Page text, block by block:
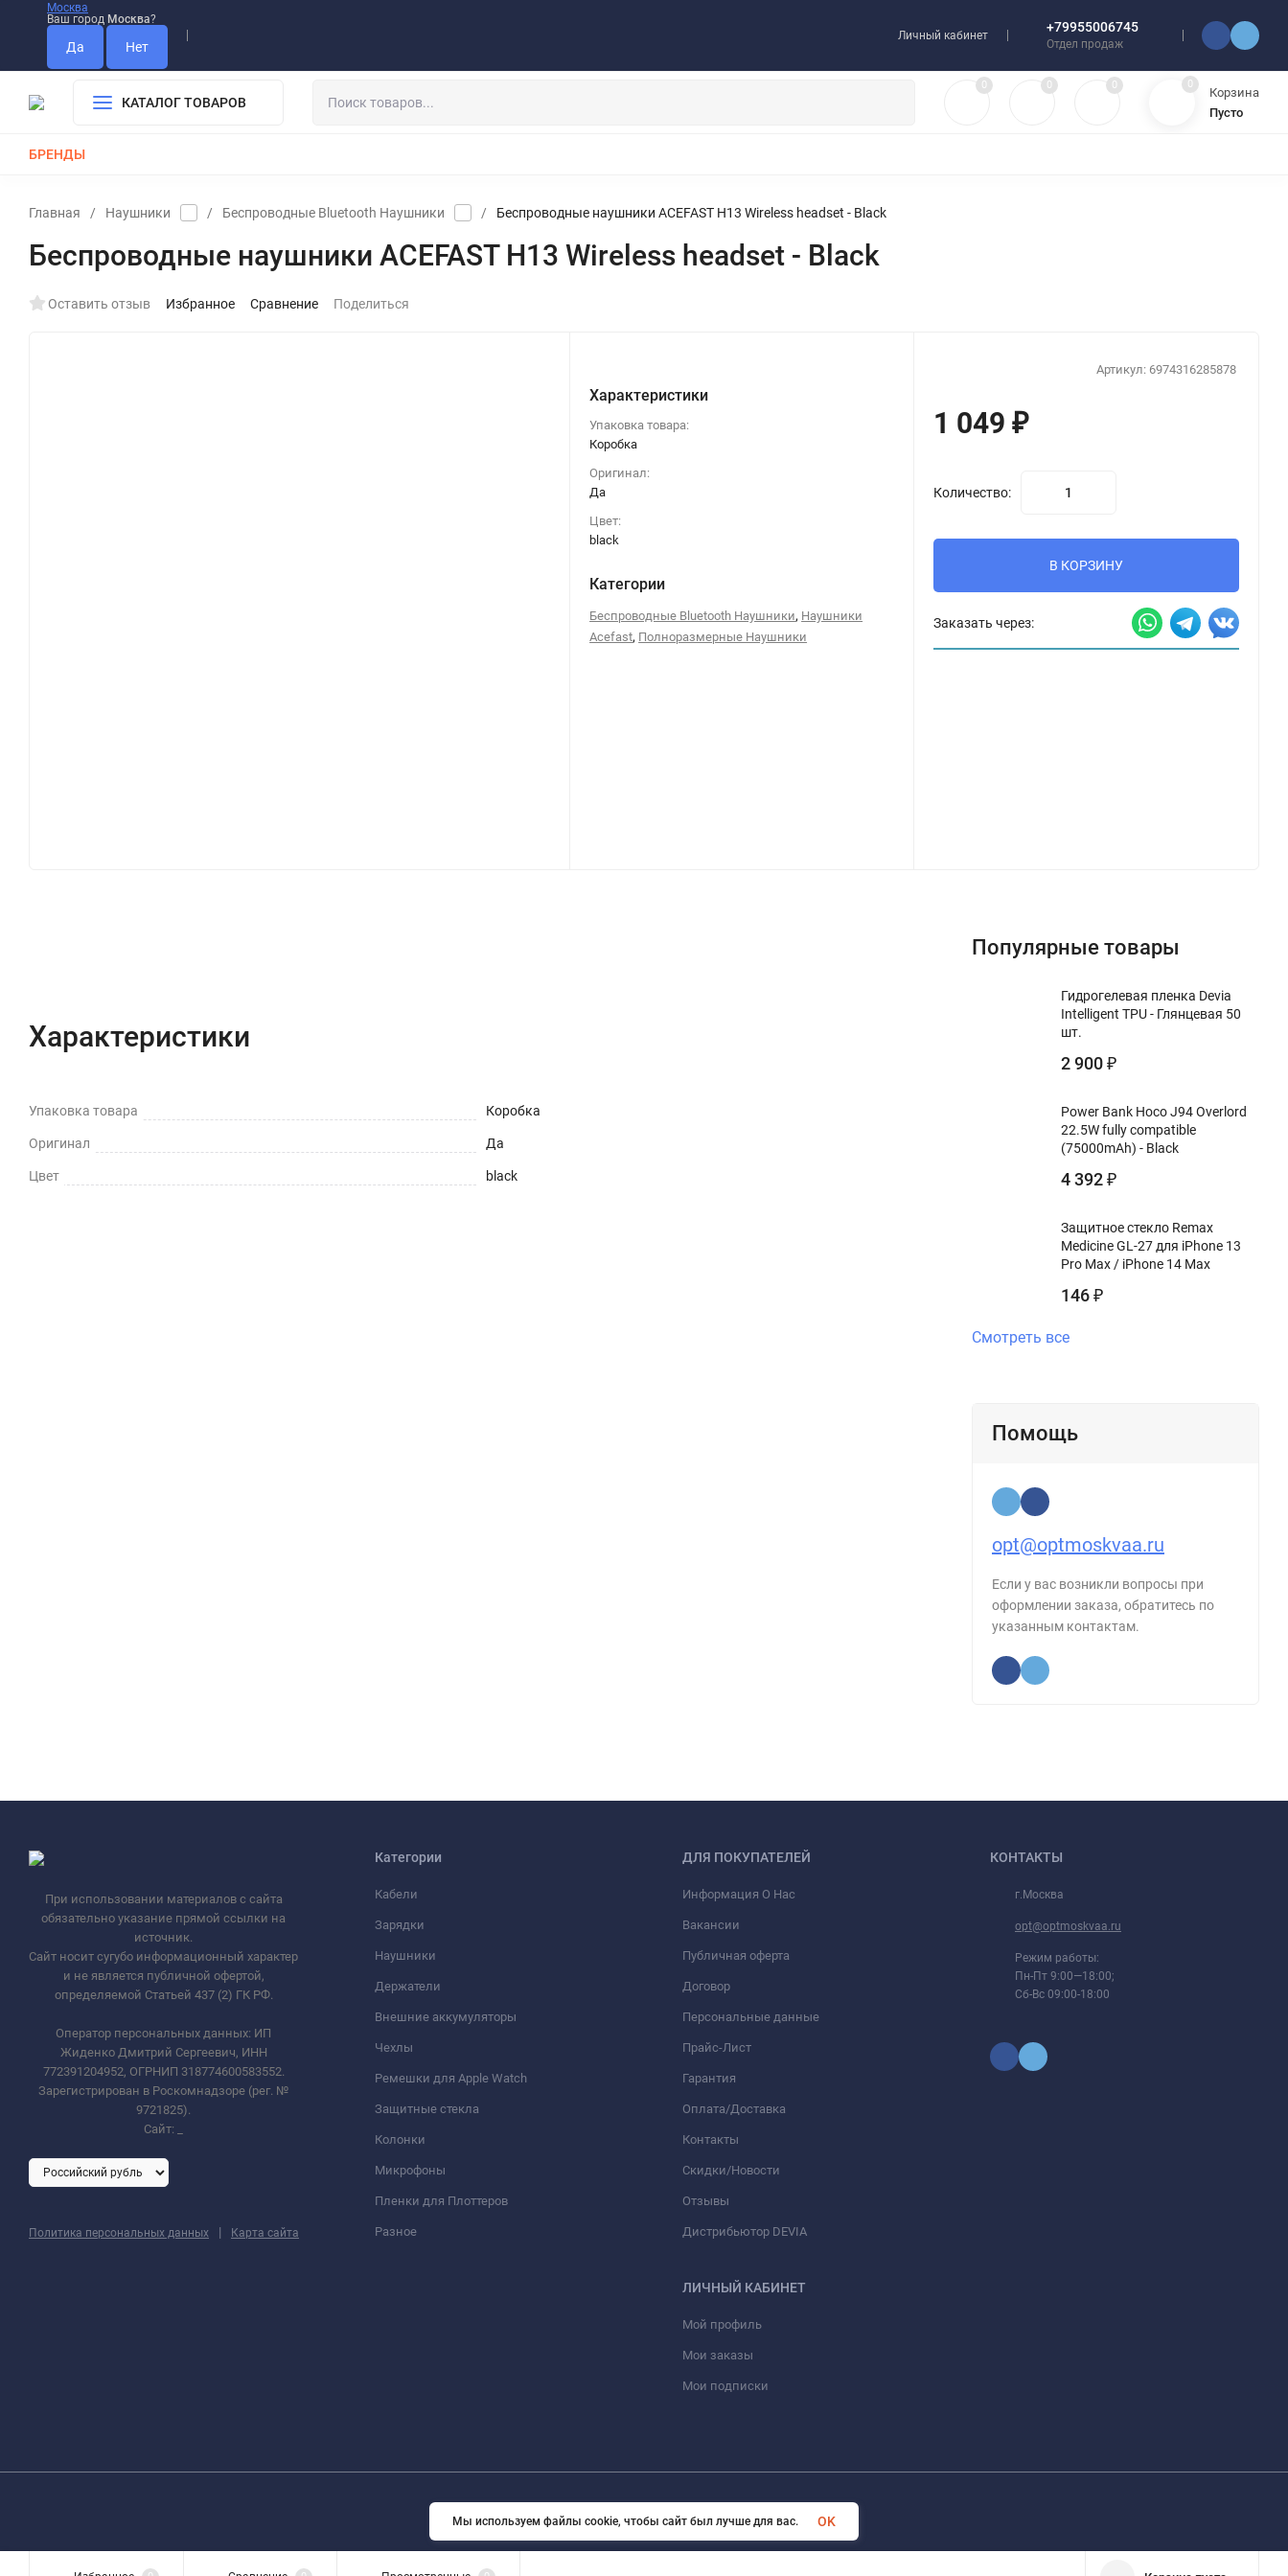
Москва
Ваш город Москва?
Личный кабинет
+79955006745
Отдел продаж
КАТАЛОГ ТОВАРОВ
0 0 0 0
Корзина
Пусто
БРЕНДЫ
Главная / Наушники / Беспроводные Bluetooth Наушники / Беспроводные наушники ACEFAST H13 Wireless headset - Black
Беспроводные наушники ACEFAST H13 Wireless headset - Black
Оставить отзыв Избранное Сравнение Поделиться
Характеристики
Упаковка товара:
Коробка
Оригинал:
Да
Цвет:
black
Категории
Беспроводные Bluetooth Наушники, Наушники
Acefast, Полноразмерные Наушники
Артикул: 6974316285878
1 049₽
Количество:
В КОРЗИНУ
Заказать через:
Характеристики
Упаковка товара Коробка
Оригинал Да
Цвет black
Популярные товары
Гидрогелевая пленка Devia
Intelligent TPU - Глянцевая 50
шт.
2 900 ₽
Power Bank Hoco J94 Overlord
22.5W fully compatible
(75000mAh) - Black
4 392 ₽
Защитное стекло Remax
Medicine GL-27 для iPhone 13
Pro Max / iPhone 14 Max
146 ₽
Смотреть все
Помощь
opt@optmoskvaa.ru
Если у вас возникли вопросы при
оформлении заказа, обратитесь по
указанным контактам.
При использовании материалов с сайта
обязательно указание прямой ссылки на
источник.
Сайт носит сугубо информационный характер
и не является публичной офертой,
определяемой Статьей 437 (2) ГК РФ.
Оператор персональных данных: ИП
Жиденко Дмитрий Сергеевич, ИНН
772391204952, ОГРНИП 318774600583552.
Зарегистрирован в Роскомнадзоре (рег. №
9721825).
Сайт:
Политика персональных данных | Карта сайта
Категории
Кабели
Зарядки
Наушники
Держатели
Внешние аккумуляторы
Чехлы
Ремешки для Apple Watch
Защитные стекла
Колонки
Микрофоны
Пленки для Плоттеров
Разное
ДЛЯ ПОКУПАТЕЛЕЙ
Информация О Нас
Вакансии
Публичная оферта
Договор
Персональные данные
Прайс-Лист
Гарантия
Оплата/Доставка
Контакты
Скидки/Новости
Отзывы
Дистрибьютор DEVIA
ЛИЧНЫЙ КАБИНЕТ
Мой профиль
Мои заказы
Мои подписки
КОНТАКТЫ
г.Москва
opt@optmoskvaa.ru
Режим работы:
Пн-Пт 9:00—18:00;
Сб-Вс 09:00-18:00
Мы используем файлы cookie, чтобы сайт был лучше для вас. OK